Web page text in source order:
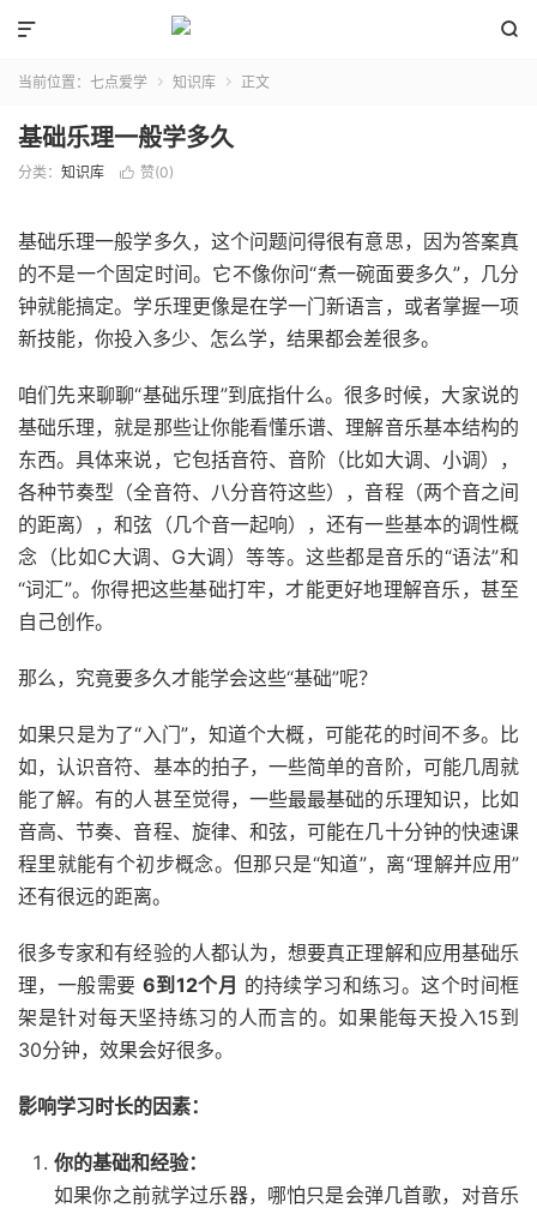


当前位置： 七点爱学  知识库  正文
基础乐理一般学多久
分类： 知识库  赞(0)
基础乐理一般学多久，这个问题问得很有意思，因为答案真
的不是一个固定时间。它不像你问“煮一碗面要多久”，几分
钟就能搞定。学乐理更像是在学一门新语言，或者掌握一项
新技能，你投入多少、怎么学，结果都会差很多。
咱们先来聊聊“基础乐理”到底指什么。很多时候，大家说的
基础乐理，就是那些让你能看懂乐谱、理解音乐基本结构的
东西。具体来说，它包括音符、音阶（比如大调、小调），
各种节奏型（全音符、八分音符这些），音程（两个音之间
的距离），和弦（几个音一起响），还有一些基本的调性概
念（比如C大调、G大调）等等。这些都是音乐的“语法”和
“词汇”。你得把这些基础打牢，才能更好地理解音乐，甚至
自己创作。
那么，究竟要多久才能学会这些“基础”呢？
如果只是为了“入门”，知道个大概，可能花的时间不多。比
如，认识音符、基本的拍子，一些简单的音阶，可能几周就
能了解。有的人甚至觉得，一些最最基础的乐理知识，比如
音高、节奏、音程、旋律、和弦，可能在几十分钟的快速课
程里就能有个初步概念。但那只是“知道”，离“理解并应用”
还有很远的距离。
很多专家和有经验的人都认为，想要真正理解和应用基础乐
理，一般需要 6到12个月 的持续学习和练习。这个时间框
架是针对每天坚持练习的人而言的。如果能每天投入15到
30分钟，效果会好很多。
影响学习时长的因素：
你的基础和经验：
如果你之前就学过乐器，哪怕只是会弹几首歌，对音乐